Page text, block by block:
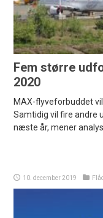
Fem større
2020
MAX-flyveforbuddet
Samtidig vil fire andre
næste år, mener
10. december 2019